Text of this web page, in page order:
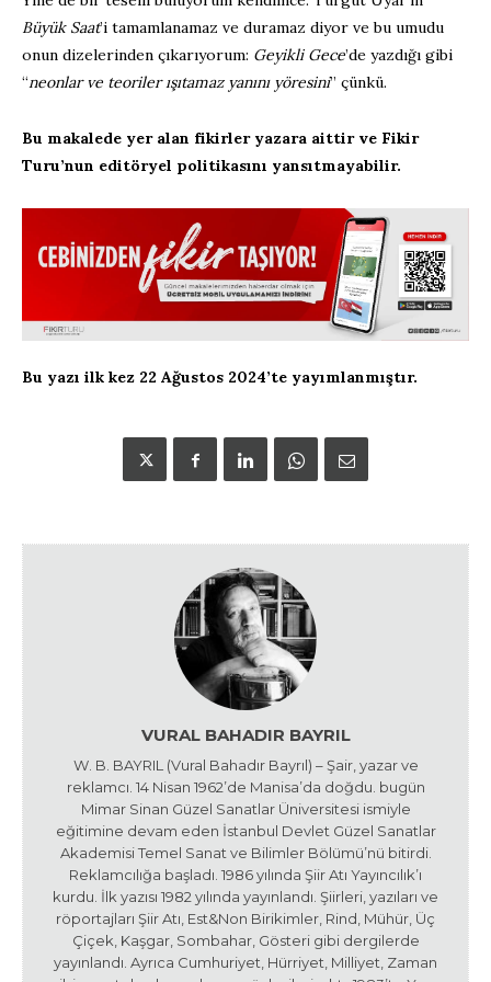
Büyük Saat’i tamamlanamaz ve duramaz diyor ve bu umudu
onun dizelerinden çıkarıyorum: Geyikli Gece’de yazdığı gibi
“neonlar ve teoriler ışıtamaz yanını yöresini” çünkü.
Bu makalede yer alan fikirler yazara aittir ve Fikir
Turu’nun editöryel politikasını yansıtmayabilir.
Bu yazı ilk kez 22 Ağustos 2024’te yayımlanmıştır.
VURAL BAHADIR BAYRIL
W. B. BAYRIL (Vural Bahadır Bayrıl) – Şair, yazar ve
reklamcı. 14 Nisan 1962’de Manisa’da doğdu. bugün
Mimar Sinan Güzel Sanatlar Üniversitesi ismiyle
eğitimine devam eden İstanbul Devlet Güzel Sanatlar
Akademisi Temel Sanat ve Bilimler Bölümü’nü bitirdi.
Reklamcılığa başladı. 1986 yılında Şiir Atı Yayıncılık’ı
kurdu. İlk yazısı 1982 yılında yayınlandı. Şiirleri, yazıları ve
röportajları Şiir Atı, Est&Non Birikimler, Rind, Mühür, Üç
Çiçek, Kaşgar, Sombahar, Gösteri gibi dergilerde
yayınlandı. Ayrıca Cumhuriyet, Hürriyet, Milliyet, Zaman